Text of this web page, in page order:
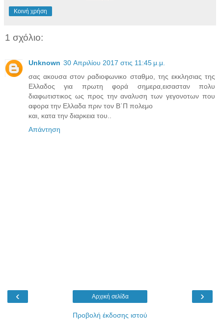
Κοινή χρήση
1 σχόλιο:
Unknown 30 Απριλίου 2017 στις 11:45 μ.μ.
σας ακουσα στον ραδιοφωνικο σταθμο, της εκκλησιας της
Ελλαδος για πρωτη φορά σημερα,εισασταν πολυ
διαφωτιστικος ως προς την αναλυση των γεγονοτων που
αφορα την Ελλαδα πριν τον Β΄Π πολεμο
και, κατα την διαρκεια του..
Απάντηση
‹ ›
Αρχική σελίδα
Προβολή έκδοσης ιστού